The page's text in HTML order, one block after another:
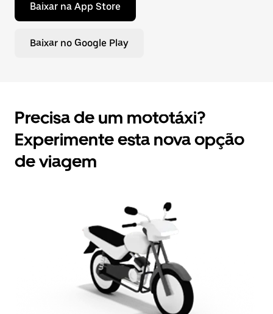
Baixar na App Store
Baixar no Google Play
Precisa de um mototáxi?
Experimente esta nova opção
de viagem